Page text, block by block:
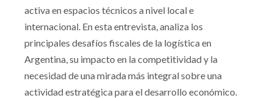
activa en espacios técnicos a nivel local e
internacional. En esta entrevista, analiza los
principales desafíos fiscales de la logística en
Argentina, su impacto en la competitividad y la
necesidad de una mirada más integral sobre una
actividad estratégica para el desarrollo económico.